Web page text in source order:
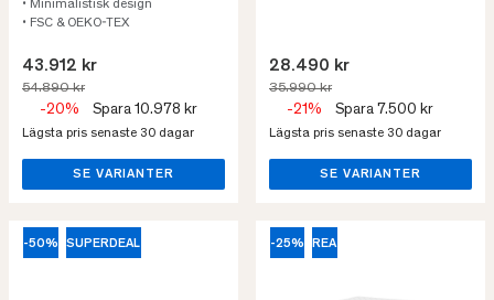
• Minimalistisk design
• FSC & OEKO-TEX
43.912 kr
54.890 kr
-20% Spara 10.978 kr
Lägsta pris senaste 30 dagar
SE VARIANTER
28.490 kr
35.990 kr
-21% Spara 7.500 kr
Lägsta pris senaste 30 dagar
SE VARIANTER
-50% SUPERDEAL -25% REA